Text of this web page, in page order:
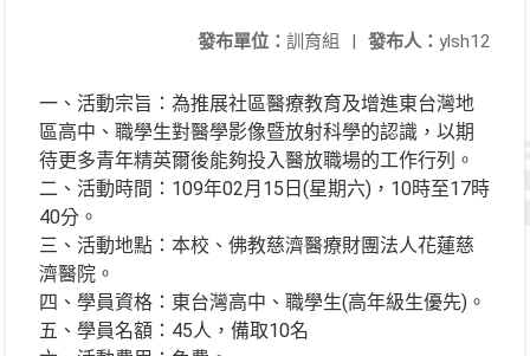
發布人： ylsh12
發布單位： 訓育組 |
一、活動宗旨：為推展社區醫療教育及增進東台灣地
區高中、職學生對醫學影像暨放射科學的認識，以期
待更多青年精英爾後能夠投入醫放職場的工作行列。
二、活動時間：109年02月15日(星期六)，10時至17時
40分。
三、活動地點：本校、佛教慈濟醫療財團法人花蓮慈
濟醫院。
四、學員資格：東台灣高中、職學生(高年級生優先)。
五、學員名額：45人，備取10名